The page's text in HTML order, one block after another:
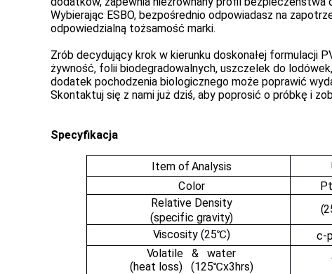
Wybierając ESBO, bezpośrednio odpowiadasz na
odpowiedzialną tożsamość marki.
Zrób decydujący krok w kierunku doskonałej formulacji
żywność, folii biodegradowalnych, uszczelek do
dodatek pochodzenia biologicznego może poprawić
Skontaktuj się z nami już dziś, aby poprosić o próbkę i
Specyfikacja
Item of Analysis
Color Pt
Relative Density
(specific gravity)
(
Viscosity (25℃) c-
Volatile & water
(heat loss) (125℃x3hrs)